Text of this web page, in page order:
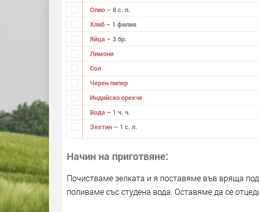
Олио – 8 с. л.
Хляб – 1 филия
Яйца – 3 бр.
Лимони
Сол
Черен пипер
Индийско орехче
Вода – 1 ч. ч.
Зехтин – 1 с. л.
Начин на приготвяне
Почистваме зелката и я поставяме във вряща
поливаме със студена вода. Оставяме да се